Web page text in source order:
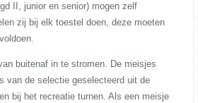
II, junior en senior) mogen zelf
zij bij elk toestel doen, deze moeten
buitenaf in te stromen. De meisjes
van de selectie geselecteerd uit de
bij het recreatie turnen. Als een meisje